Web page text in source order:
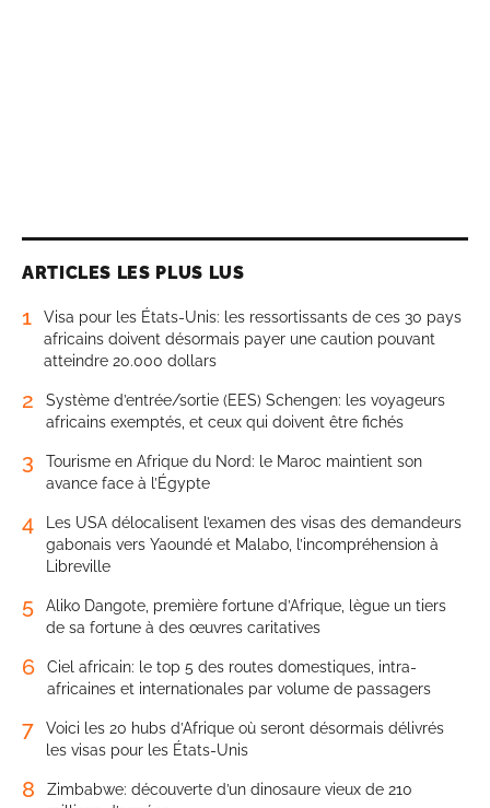
ARTICLES LES PLUS LUS
1
Visa pour les États-Unis: les ressortissants de ces 30 pays
africains doivent désormais payer une caution pouvant
atteindre 20.000 dollars
2
Système d’entrée/sortie (EES) Schengen: les voyageurs
africains exemptés, et ceux qui doivent être fichés
3
Tourisme en Afrique du Nord: le Maroc maintient son
avance face à l’Égypte
4
Les USA délocalisent l’examen des visas des demandeurs
gabonais vers Yaoundé et Malabo, l’incompréhension à
Libreville
5
Aliko Dangote, première fortune d’Afrique, lègue un tiers
de sa fortune à des œuvres caritatives
6
Ciel africain: le top 5 des routes domestiques, intra-
africaines et internationales par volume de passagers
7
Voici les 20 hubs d’Afrique où seront désormais délivrés
les visas pour les États-Unis
8
Zimbabwe: découverte d’un dinosaure vieux de 210